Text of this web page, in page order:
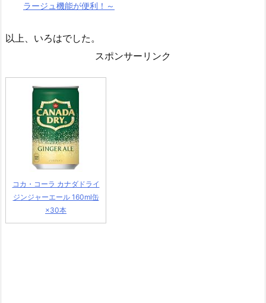
ラージュ機能が便利！～
以上、いろはでした。
スポンサーリンク
コカ・コーラ カナダドライ
ジンジャーエール 160ml缶
×30本